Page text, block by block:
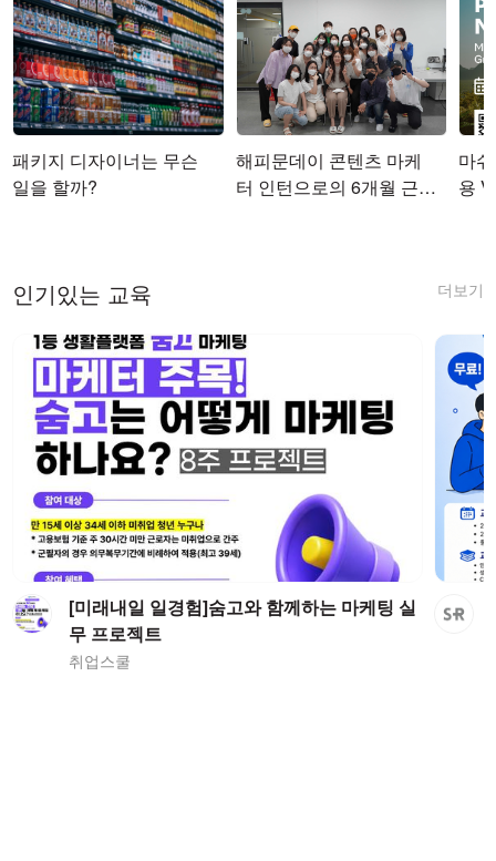
패키지 디자이너는 무슨
일을 할까?
해피문데이 콘텐츠 마케
터 인턴으로의 6개월 근무
마쉬
용
더보기
인기있는 교육
[미래내일 일경험]숨고와 함께하는 마케팅 실
무 프로젝트
취업스쿨